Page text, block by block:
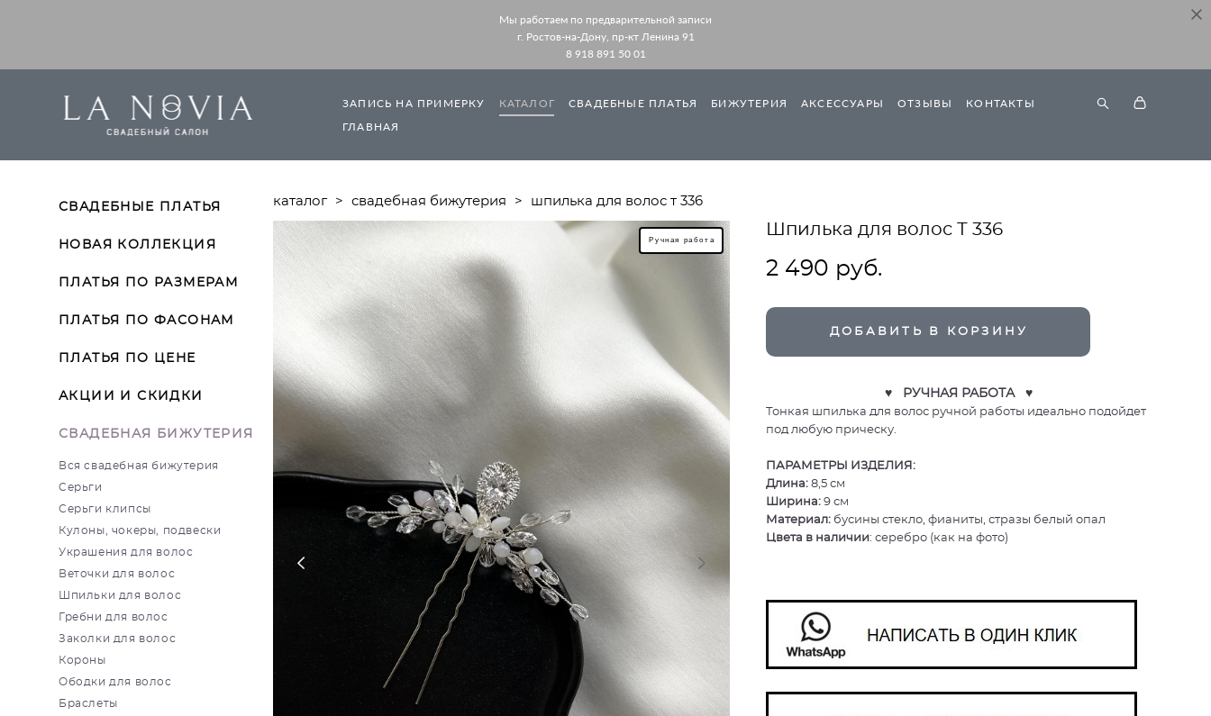
Мы работаем по предварительной записи
г. Ростов-на-Дону, пр-кт Ленина 91
8 918 891 50 01
ЗАПИСЬ НА ПРИМЕРКУ КАТАЛОГ СВАДЕБНЫЕ ПЛАТЬЯ БИЖУТЕРИЯ АКСЕССУАРЫ ОТЗЫВЫ
КОНТАКТЫ
ГЛАВНАЯ
СВАДЕБНЫЕ ПЛАТЬЯ
НОВАЯ КОЛЛЕКЦИЯ
ПЛАТЬЯ ПО РАЗМЕРАМ
ПЛАТЬЯ ПО ФАСОНАМ
ПЛАТЬЯ ПО ЦЕНЕ
АКЦИИ И СКИДКИ
СВАДЕБНАЯ БИЖУТЕРИЯ
Вся свадебная бижутерия
Серьги
Серьги клипсы
Кулоны, чокеры, подвески
Украшения для волос
Веточки для волос
Шпильки для волос
Гребни для волос
Заколки для волос
Короны
Ободки для волос
Браслеты
каталог > свадебная бижутерия > шпилька для волос т 336
Ручная работа
Шпилька для волос Т 336
2 490 pуб.
ДОБАВИТЬ В КОРЗИНУ
♥ РУЧНАЯ РАБОТА ♥
Тонкая шпилька для волос ручной работы идеально подойдет
под любую прическу.
ПАРАМЕТРЫ ИЗДЕЛИЯ:
Длина: 8,5 см
Ширина: 9 см
Материал:бусины стекло, фианиты, стразы белый опал
Цвета в наличии: серебро (как на фото)